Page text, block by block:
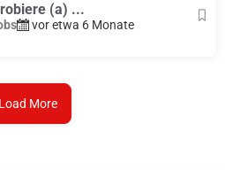
(a) ...
vor etwa 6 Monate
Load More